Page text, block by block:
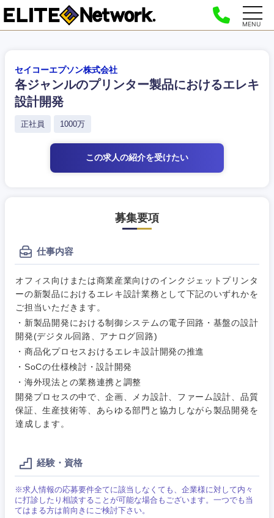
MENU
セイコーエプソン株式会社
各ジャンルのプリンター製品におけるエレキ
設計開発
正社員 1000万
この求人の紹介を受けたい
募集要項
仕事内容
オフィス向けまたは商業産業向けのインクジェットプリンタ
ーの新製品におけるエレキ設計業務として下記のいずれかを
ご担当いただきます。
・新製品開発における制御システムの電子回路・基盤の設計
開発(デジタル回路、アナログ回路)
・商品化プロセスおけるエレキ設計開発の推進
・SoCの仕様検討・設計開発
・海外現法との業務連携と調整
開発プロセスの中で、企画、メカ設計、ファーム設計、品質
保証、生産技術等、あらゆる部門と協力しながら製品開発を
達成します。
経験・資格
※求人情報の応募要件全てに該当しなくても、企業様に対して内々
に打診したり相談することが可能な場合もございます。一つでも当
てはまる方は前向きにご検討下さい。
ご希望の職種を選択してください
経営企
画・事業
企画
管理
すべての経営企画・事業企
画
新規事業企画・立上げ
ご希望の職種を選択してください
経営企画・事業企画
経営ボード
人事
ご希望の業界を選択してください
商社・卸
エネルギー・資源・環境
自動車・機械・船舶
電気・電子・半導体
ご希望の勤務地を選択してください
北海道・東北地方
北海道
秋田県
宮城県 山形県
ご希望条件を入力ください
希望年収
40代 50代